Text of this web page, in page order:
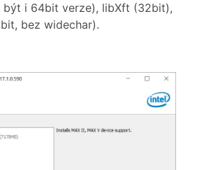
být i 64bit verze), libXft (32bit),
bez widechar).